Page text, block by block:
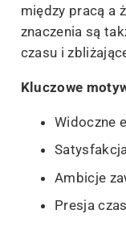
między pracą a
znaczenia są
czasu i
Kluczowe
Widoczne
Ambicje
Presja